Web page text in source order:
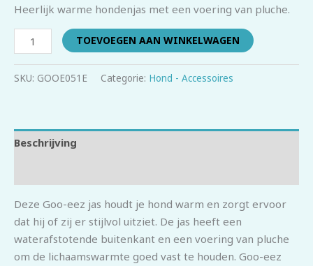
Heerlijk warme hondenjas met een voering van pluche.
TOEVOEGEN AAN WINKELWAGEN
SKU: GOOE051E Categorie: Hond - Accessoires
Beschrijving
Deze Goo-eez jas houdt je hond warm en zorgt ervoor
dat hij of zij er stijlvol uitziet. De jas heeft een
waterafstotende buitenkant en een voering van pluche
om de lichaamswarmte goed vast te houden. Goo-eez